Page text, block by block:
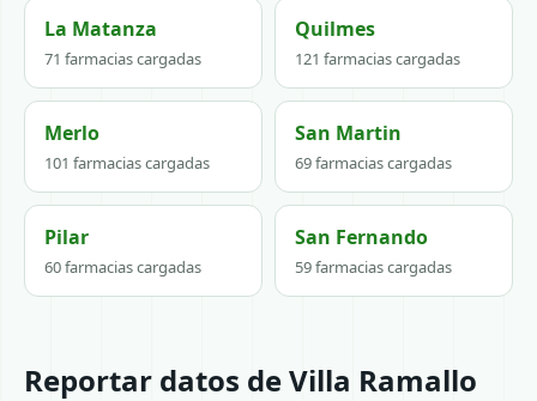
La Matanza
71 farmacias cargadas
Quilmes
121 farmacias cargadas
Merlo
101 farmacias cargadas
San Martin
69 farmacias cargadas
Pilar
60 farmacias cargadas
San Fernando
59 farmacias cargadas
Reportar datos de Villa Ramallo